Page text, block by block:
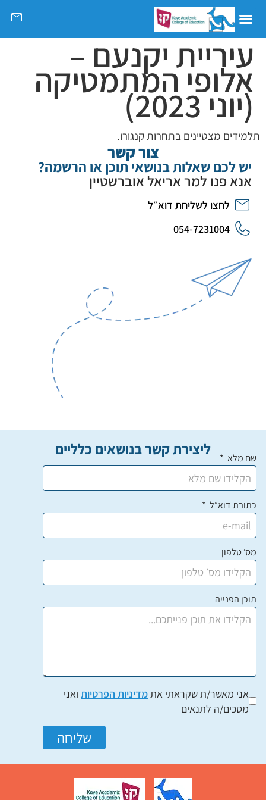
עיריית יקנעם –
אלופי המתמטיקה
(יוני 2023)
תלמידים מצטיינים בתחרות קנגורו.
צור קשר
ליצירת קשר בנושאים כלליים שם מלא
כתובת דוא״ל
מס׳ טלפון
תוכן הפנייה
אני מאשר/ת שקראתי אתמדיניות הפרטיות ואני
מסכים/ה לתנאים
שליחה
יש לכם שאלות בנושאי תוכן או הרשמה?
אנא פנו למר אריאל אוברשטיין
לחצו לשליחת דוא״ל
054-7231004